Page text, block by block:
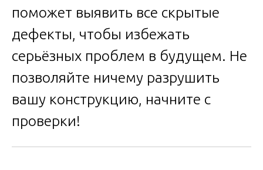
поможет выявить все скрытые
дефекты, чтобы избежать
серьёзных проблем в будущем. Не
позволяйте ничему разрушить
вашу конструкцию, начните с
проверки!